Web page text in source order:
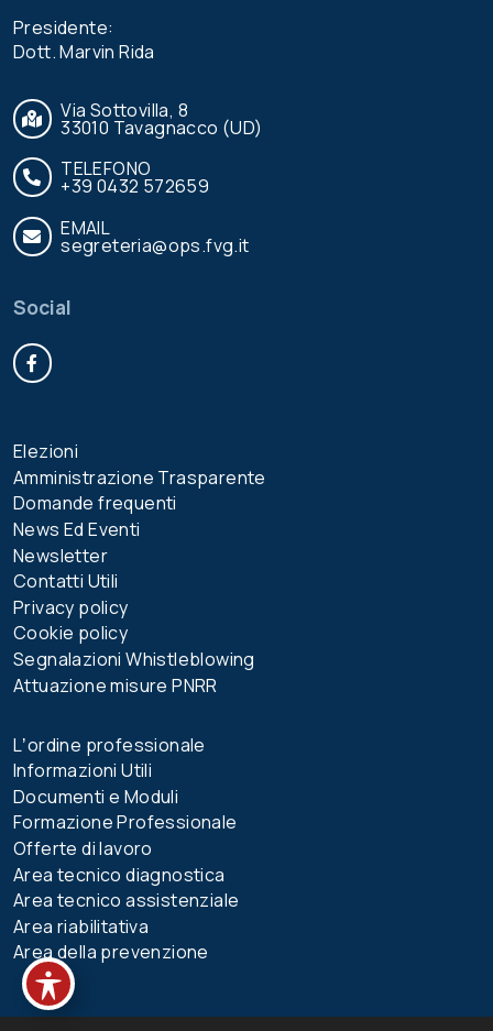
Presidente:
Dott. Marvin Rida
Via Sottovilla, 8
33010 Tavagnacco (UD)
TELEFONO
+39 0432 572659
EMAIL
segreteria@ops.fvg.it
Social
Elezioni
Amministrazione Trasparente
Domande frequenti
News Ed Eventi
Newsletter
Contatti Utili
Privacy policy
Cookie policy
Segnalazioni Whistleblowing
Attuazione misure PNRR
Lʼordine professionale
Informazioni Utili
Documenti e Moduli
Formazione Professionale
Offerte di lavoro
Area tecnico diagnostica
Area tecnico assistenziale
Area riabilitativa
Area della prevenzione